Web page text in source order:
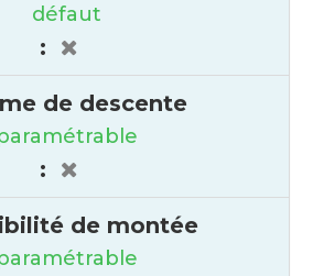
défaut
:
de descente
:
de montée